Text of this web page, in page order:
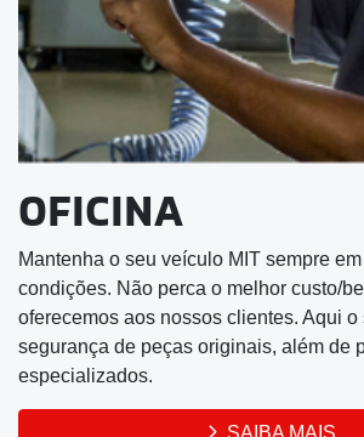
CNPJ: 28.470.130/0001-07
Trabalhe Conosco
Sobre
Novos
Triton Terra